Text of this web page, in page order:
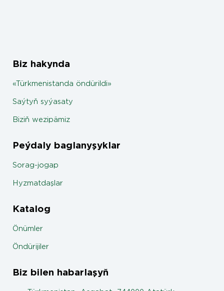
Biz hakynda
«Türkmenistanda öndürildi»
Saýtyň syýasaty
Biziň wezipämiz
Peýdaly baglanyşyklar
Sorag-jogap
Hyzmatdaşlar
Katalog
Önümler
Öndürijiler
Biz bilen habarlaşyň